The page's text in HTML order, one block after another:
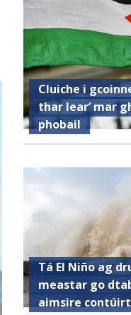
Cluiche i
thar lear’ mar
phobail
Tá El Niño ag
meastar go
aimsire